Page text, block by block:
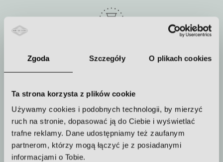
Zgoda Szczegóły O plikach cookies
Ta strona korzysta z plików cookie
Używamy cookies i podobnych technologii, by mierzyć
ruch na stronie, dopasować ją do Ciebie i wyświetlać
trafne reklamy. Dane udostępniamy też zaufanym
partnerom, którzy mogą łączyć je z posiadanymi
informacjami o Tobie.
około 90 min
Jak często powtarzać zabieg
Należy wykonać serię zabiegów